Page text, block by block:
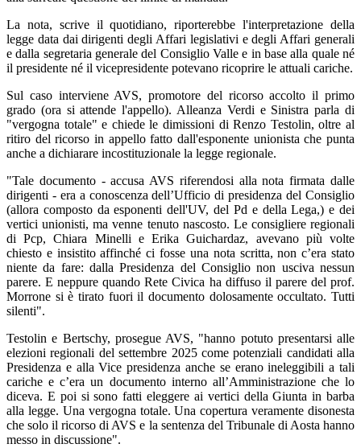
La nota, scrive il quotidiano, riporterebbe l'interpretazione della
legge data dai dirigenti degli Affari legislativi e degli Affari generali
e dalla segretaria generale del Consiglio Valle e in base alla quale né
il presidente né il vicepresidente potevano ricoprire le attuali cariche.
Sul caso interviene AVS, promotore del ricorso accolto il primo
grado (ora si attende l'appello). Alleanza Verdi e Sinistra parla di
"vergogna totale" e chiede le dimissioni di Renzo Testolin, oltre al
ritiro del ricorso in appello fatto dall'esponente unionista che punta
anche a dichiarare incostituzionale la legge regionale.
"Tale documento - accusa AVS riferendosi alla nota firmata dalle
dirigenti - era a conoscenza dell’Ufficio di presidenza del Consiglio
(allora composto da esponenti dell'UV, del Pd e della Lega,) e dei
vertici unionisti, ma venne tenuto nascosto. Le consigliere regionali
di Pcp, Chiara Minelli e Erika Guichardaz, avevano più volte
chiesto e insistito affinché ci fosse una nota scritta, non c’era stato
niente da fare: dalla Presidenza del Consiglio non usciva nessun
parere. E neppure quando Rete Civica ha diffuso il parere del prof.
Morrone si è tirato fuori il documento dolosamente occultato. Tutti
silenti".
Testolin e Bertschy, prosegue AVS, "hanno potuto presentarsi alle
elezioni regionali del settembre 2025 come potenziali candidati alla
Presidenza e alla Vice presidenza anche se erano ineleggibili a tali
cariche e c’era un documento interno all’Amministrazione che lo
diceva. E poi si sono fatti eleggere ai vertici della Giunta in barba
alla legge. Una vergogna totale. Una copertura veramente disonesta
che solo il ricorso di AVS e la sentenza del Tribunale di Aosta hanno
messo in discussione".